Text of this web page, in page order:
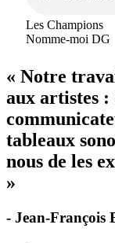
Les Champions
Nomme-moi DG
« Notre
aux artistes :
tableaux
nous de les
»
- Jean-François